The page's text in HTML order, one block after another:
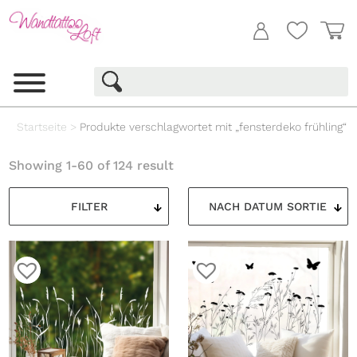
Startseite > Produkte verschlagwortet mit „fensterdeko frühling“
FILTER
Showing 1-60 of 124 result